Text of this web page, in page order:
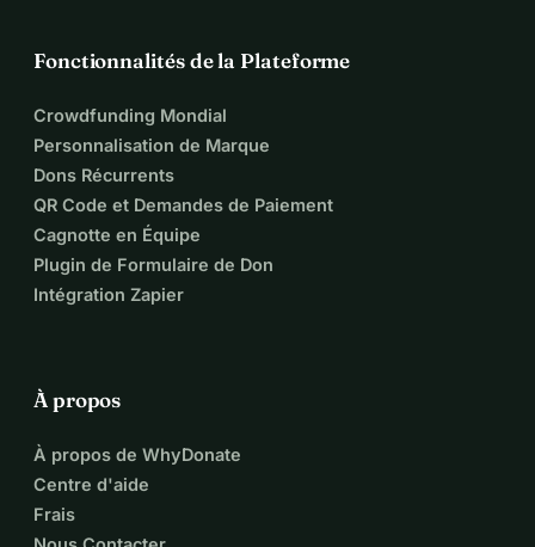
Fonctionnalités de la Plateforme
Crowdfunding Mondial
Personnalisation de Marque
Dons Récurrents
QR Code et Demandes de Paiement
Cagnotte en Équipe
Plugin de Formulaire de Don
Intégration Zapier
À propos
À propos de WhyDonate
Centre d'aide
Frais